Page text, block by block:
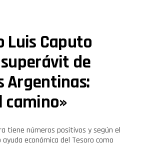
Luis Caputo
de
Argentinas:
camino»
tiene números positivos y según el
económica del Tesoro como